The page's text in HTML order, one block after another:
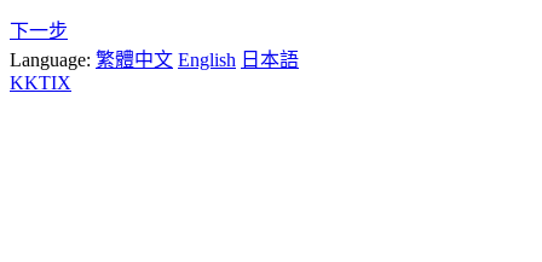
下一步
Language: 繁體中文 English 日本語
KKTIX